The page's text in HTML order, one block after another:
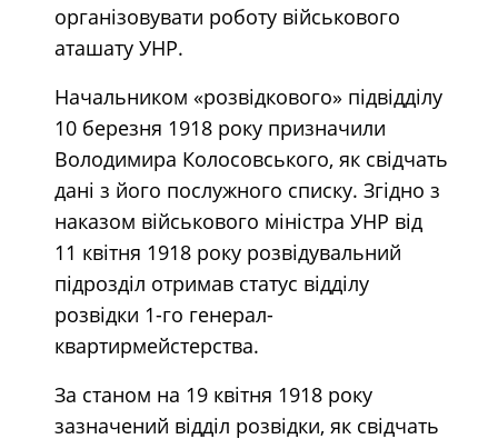
організовувати роботу військового
аташату УНР.
Начальником «розвідкового» підвідділу
10 березня 1918 року призначили
Володимира Колосовського, як свідчать
дані з його послужного списку. Згідно з
наказом військового міністра УНР від
11 квітня 1918 року розвідувальний
підрозділ отримав статус відділу
розвідки 1-го генерал-
квартирмейстерства.
За станом на 19 квітня 1918 року
зазначений відділ розвідки, як свідчать